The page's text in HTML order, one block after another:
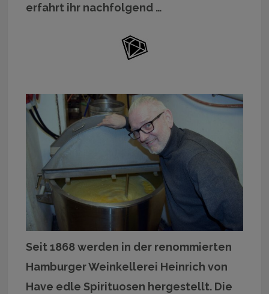
erfahrt ihr nachfolgend …
Seit 1868 werden in der renommierten
Hamburger Weinkellerei Heinrich von
Have edle Spirituosen hergestellt. Die